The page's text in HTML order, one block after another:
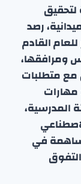
لتحقيق
رصد
القادم
ومرافقها،
مع متطلبات
مهارات
المدرسية،
في